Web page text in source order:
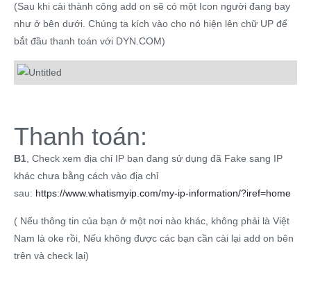
(Sau khi cài thành công add on sẽ có một Icon người đang bay
như ở bên dưới. Chúng ta kích vào cho nó hiện lên chữ UP để
bắt đầu thanh toán với DYN.COM)
Thanh toán:
B1 , Check xem địa chỉ IP bạn đang sử dụng đã Fake sang IP
khác chưa bằng cách vào địa chỉ
sau: https://www.whatismyip.com/my-ip-information/?iref=home
( Nếu thông tin của bạn ở một nơi nào khác, không phải là Việt
Nam là oke rồi, Nếu không được các bạn cần cài lại add on bên
trên và check lại)